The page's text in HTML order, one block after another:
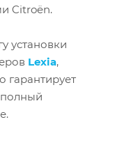
Citroën.
установки
Lexia,
гарантирует